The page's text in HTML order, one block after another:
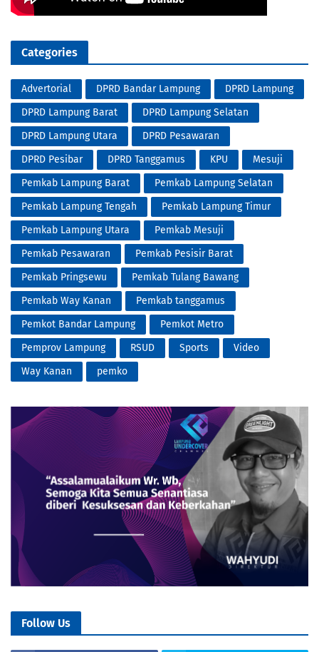
Categories
Advertorial DPRD Bandar Lampung
DPRD Lampung
DPRD Lampung Barat
DPRD Lampung Selatan
DPRD Lampung Utara
DPRD Pesawaran
DPRD Pesibar
DPRD Tanggamus KPU
Mesuji
Pemkab Lampung Barat
Pemkab Lampung Selatan
Pemkab Lampung Tengah
Pemkab Lampung Timur
Pemkab Lampung Utara
Pemkab Mesuji
Pemkab Pesawaran
Pemkab Pesisir Barat
Pemkab Pringsewu
Pemkab Tulang Bawang
Pemkab Way Kanan
Pemkab tanggamus
Pemkot Bandar Lampung
Pemkot Metro
Pemprov Lampung
RSUD Sports
Video
Way Kanan
pemko
Follow Us